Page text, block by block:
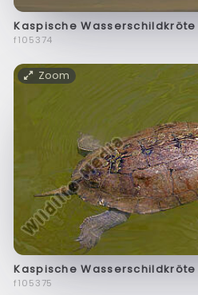
Kaspische Wasserschildkröte
f105374
Zoom
Kaspische Wasserschildkröte
f105375